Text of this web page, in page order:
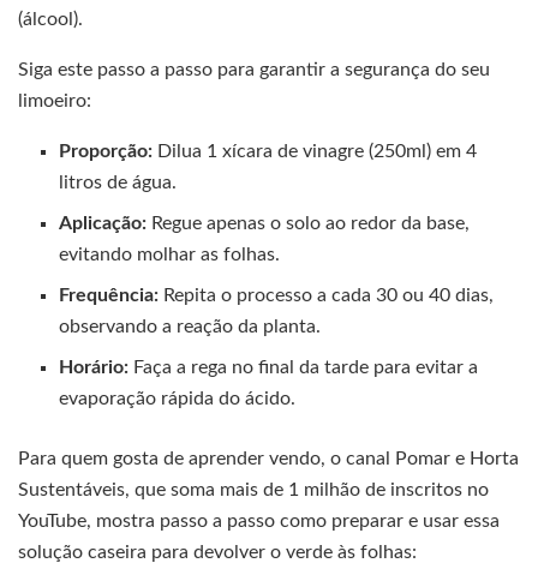
(álcool).
Siga este passo a passo para garantir a segurança do seu
limoeiro:
Proporção: Dilua 1 xícara de vinagre (250ml) em 4
litros de água.
Aplicação: Regue apenas o solo ao redor da base,
evitando molhar as folhas.
Frequência: Repita o processo a cada 30 ou 40 dias,
observando a reação da planta.
Horário: Faça a rega no final da tarde para evitar a
evaporação rápida do ácido.
Para quem gosta de aprender vendo, o canal Pomar e Horta
Sustentáveis, que soma mais de 1 milhão de inscritos no
YouTube, mostra passo a passo como preparar e usar essa
solução caseira para devolver o verde às folhas: